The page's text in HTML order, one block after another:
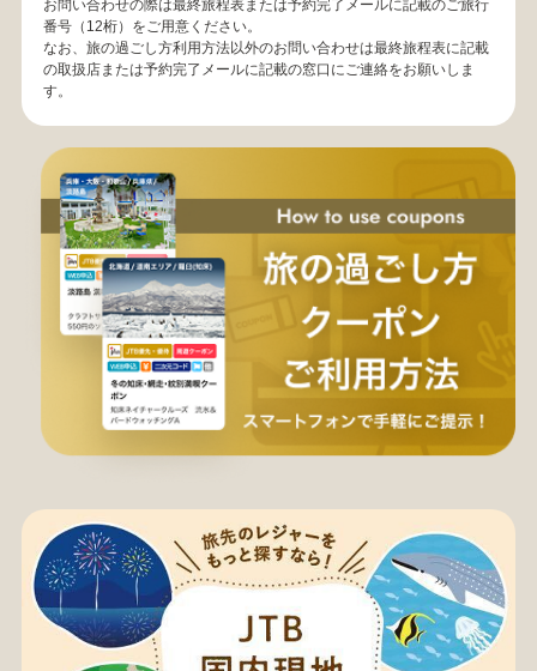
お問い合わせの際は最終旅程表または予約完了メールに記載のご旅行
番号（12桁）をご用意ください。
なお、旅の過ごし方利用方法以外のお問い合わせは最終旅程表に記載
の取扱店または予約完了メールに記載の窓口にご連絡をお願いしま
す。